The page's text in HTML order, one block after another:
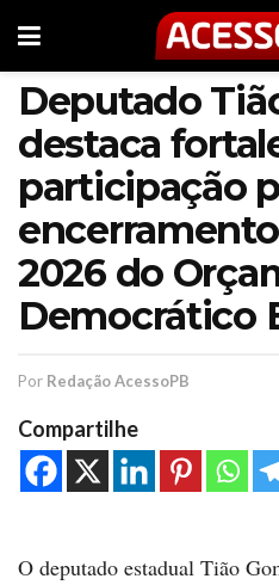
Deputado
destaca
participação
2026 do
Democrático
Por Redação AcessoPB
Compartilhe
O deputado estadual Tião